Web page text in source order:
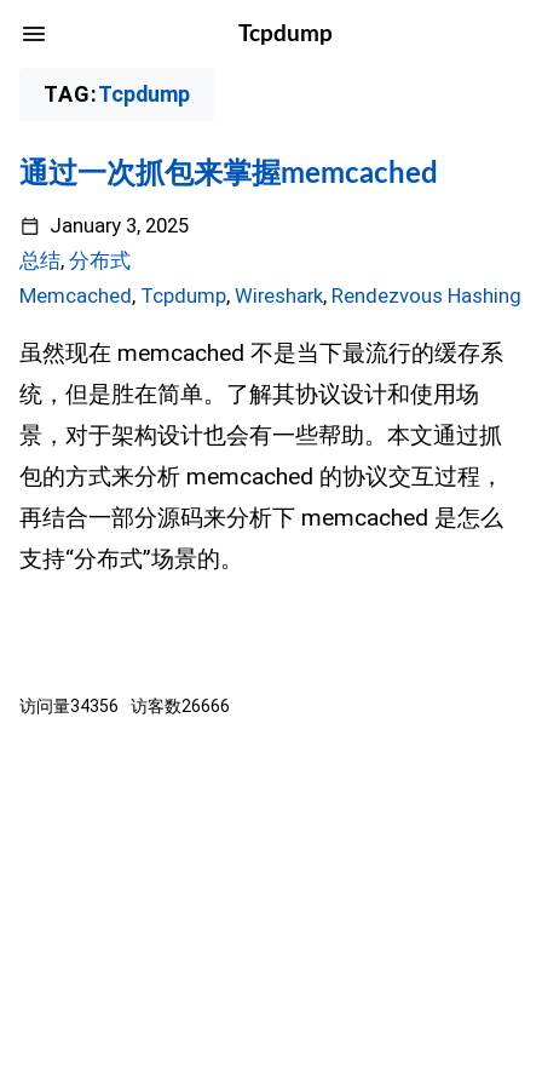
Tcpdump
TAG:Tcpdump
通过一次抓包来掌握memcached
January 3, 2025
总结, 分布式
Memcached, Tcpdump, Wireshark, Rendezvous Hashing
虽然现在 memcached 不是当下最流行的缓存系
统，但是胜在简单。了解其协议设计和使用场
景，对于架构设计也会有一些帮助。本文通过抓
包的方式来分析 memcached 的协议交互过程，
再结合一部分源码来分析下 memcached 是怎么
支持“分布式”场景的。
访问量34356 访客数26666